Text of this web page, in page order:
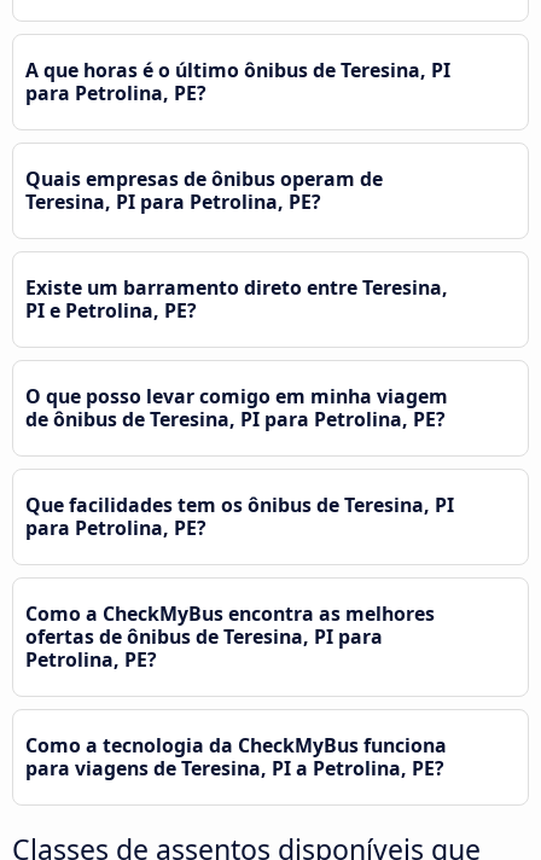
A que horas é o último ônibus de Teresina, PI
para Petrolina, PE?
Quais empresas de ônibus operam de
Teresina, PI para Petrolina, PE?
Existe um barramento direto entre Teresina,
PI e Petrolina, PE?
O que posso levar comigo em minha viagem
de ônibus de Teresina, PI para Petrolina, PE?
Que facilidades tem os ônibus de Teresina, PI
para Petrolina, PE?
Como a CheckMyBus encontra as melhores
ofertas de ônibus de Teresina, PI para
Petrolina, PE?
Como a tecnologia da CheckMyBus funciona
para viagens de Teresina, PI a Petrolina, PE?
Classes de assentos disponíveis que